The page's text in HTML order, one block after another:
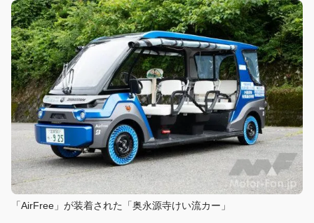
「AirFree」が装着された「奥永源寺けい流カー」